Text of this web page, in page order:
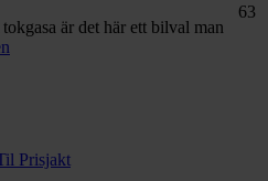
är det här ett bilval man
63
Prisjakt